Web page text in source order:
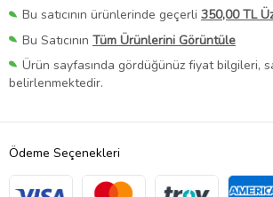
Bu satıcının ürünlerinde geçerli 350,00 TL
Bu Satıcının Tüm Ürünlerini Görüntüle
Ürün sayfasında gördüğünüz fiyat bilgileri,
belirlenmektedir.
Ödeme Seçenekleri